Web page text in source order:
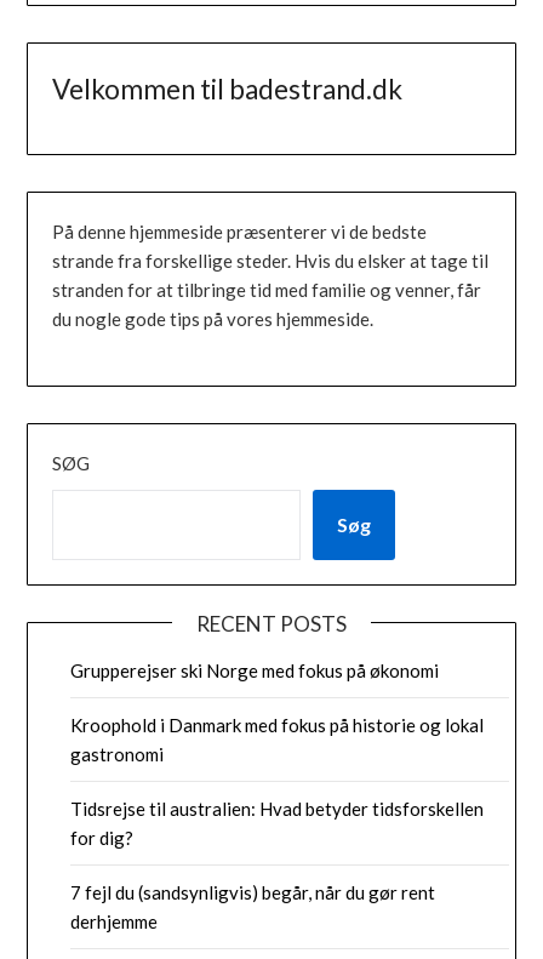
Velkommen til badestrand.dk
På denne hjemmeside præsenterer vi de bedste
strande fra forskellige steder. Hvis du elsker at tage til
stranden for at tilbringe tid med familie og venner, får
du nogle gode tips på vores hjemmeside.
SØG
Søg
RECENT POSTS
Grupperejser ski Norge med fokus på økonomi
Kroophold i Danmark med fokus på historie og lokal
gastronomi
Tidsrejse til australien: Hvad betyder tidsforskellen
for dig?
7 fejl du (sandsynligvis) begår, når du gør rent
derhjemme